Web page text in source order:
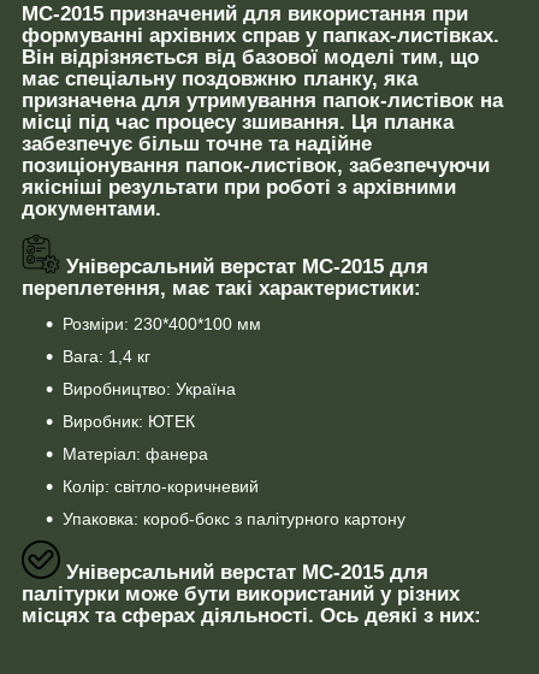
МС-2015 призначений для використання при
формуванні архівних справ у папках-листівках.
Він відрізняється від базової моделі тим, що
має спеціальну поздовжню планку, яка
призначена для утримування папок-листівок на
місці під час процесу зшивання. Ця планка
забезпечує більш точне та надійне
позиціонування папок-листівок, забезпечуючи
якісніші результати при роботі з архівними
документами.
Універсальний верстат МС-2015 для
переплетення, має такі характеристики:
Розміри: 230*400*100 мм
Вага: 1,4 кг
Виробництво: Україна
Виробник: ЮТЕК
Матеріал: фанера
Колір: світло-коричневий
Упаковка: короб-бокс з палітурного картону
Універсальний верстат МС-2015 для
палітурки може бути використаний у різних
місцях та сферах діяльності. Ось деякі з них: